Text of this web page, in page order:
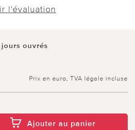
l'évaluation
ouvrés
Prix en euro, TVA légale incluse
Ajouter au panier